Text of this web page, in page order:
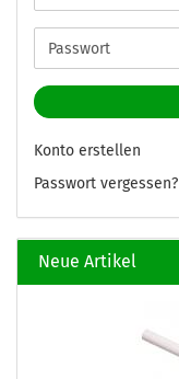
Mail-
Adresse
Passwort
Konto erstellen
Passwort vergessen?
Neue Artikel